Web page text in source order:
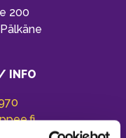
200
INFO